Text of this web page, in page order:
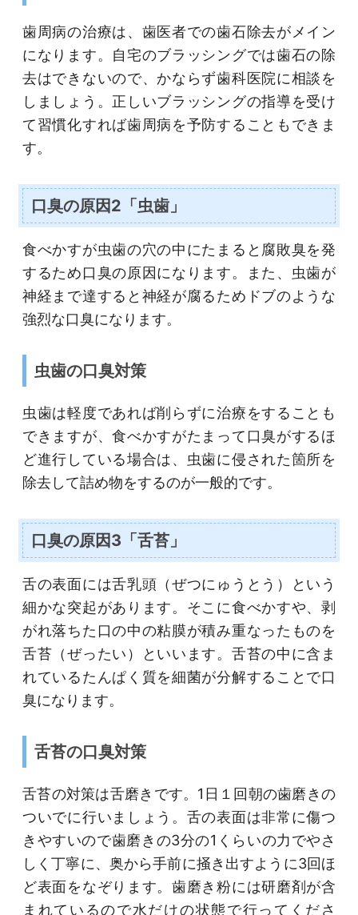
歯周病の治療は、歯医者での歯石除去がメイン
になります。自宅のブラッシングでは歯石の除
去はできないので、かならず歯科医院に相談を
しましょう。正しいブラッシングの指導を受け
て習慣化すれば歯周病を予防することもできま
す。
口臭の原因2「虫歯」
食べかすが虫歯の穴の中にたまると腐敗臭を発
するため口臭の原因になります。また、虫歯が
神経まで達すると神経が腐るためドブのような
強烈な口臭になります。
虫歯の口臭対策
虫歯は軽度であれば削らずに治療をすることも
できますが、食べかすがたまって口臭がするほ
ど進行している場合は、虫歯に侵された箇所を
除去して詰め物をするのが一般的です。
口臭の原因3「舌苔」
舌の表面には舌乳頭（ぜつにゅうとう）という
細かな突起があります。そこに食べかすや、剥
がれ落ちた口の中の粘膜が積み重なったものを
舌苔（ぜったい）といいます。舌苔の中に含ま
れているたんぱく質を細菌が分解することで口
臭になります。
舌苔の口臭対策
舌苔の対策は舌磨きです。1日１回朝の歯磨きの
ついでに行いましょう。舌の表面は非常に傷つ
きやすいので歯磨きの3分の1くらいの力でやさ
しく丁寧に、奥から手前に掻き出すように3回ほ
ど表面をなぞります。歯磨き粉には研磨剤が含
まれているので水だけの状態で行ってくださ